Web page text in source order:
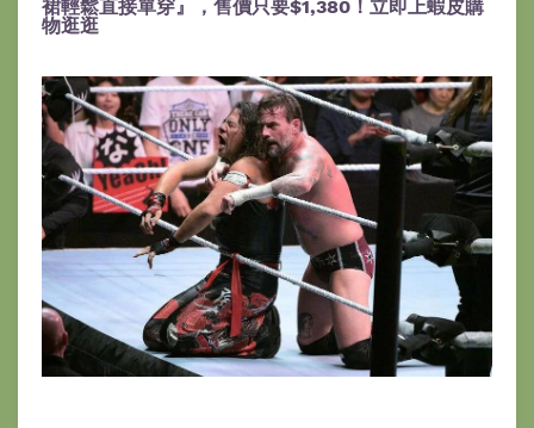
裙輕鬆直接單穿』，售價只要$1,380！立即上蝦皮購
物逛逛